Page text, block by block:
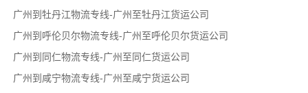
广州到牡丹江物流专线-广州至牡丹江货运公司
广州到呼伦贝尔物流专线-广州至呼伦贝尔货运公司
广州到同仁物流专线-广州至同仁货运公司
广州到咸宁物流专线-广州至咸宁货运公司